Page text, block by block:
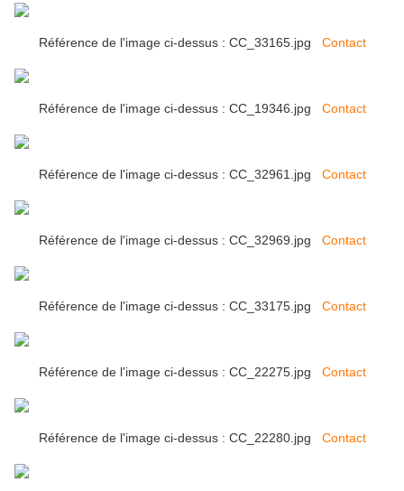
Référence de l'image ci-dessus : CC_33165.jpg Contact
Référence de l'image ci-dessus : CC_19346.jpg Contact
Référence de l'image ci-dessus : CC_32961.jpg Contact
Référence de l'image ci-dessus : CC_32969.jpg Contact
Référence de l'image ci-dessus : CC_33175.jpg Contact
Référence de l'image ci-dessus : CC_22275.jpg Contact
Référence de l'image ci-dessus : CC_22280.jpg Contact